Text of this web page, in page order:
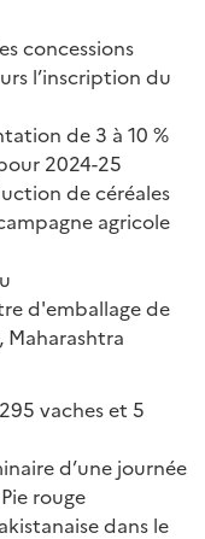
concessions
l’inscription du
de 3 à 10 %
2024-25
de céréales
agricole
d'emballage de
Maharashtra
vaches et 5
d’une journée
rouge
dans le